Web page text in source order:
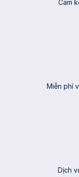
Cam
Miễn phí
Dịch